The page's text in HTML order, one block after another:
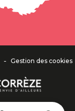
- Gestion des cookies